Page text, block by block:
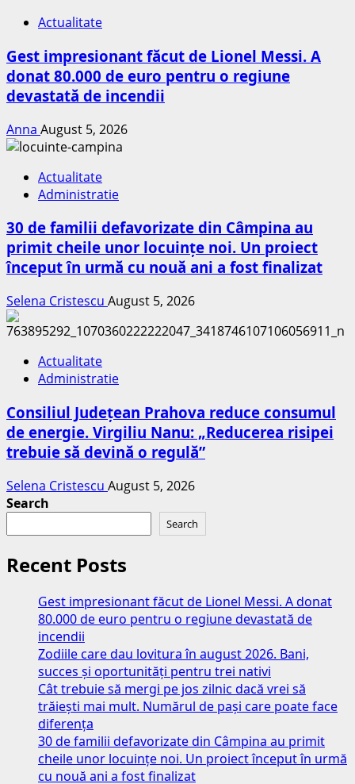
Actualitate
Gest impresionant făcut de Lionel Messi. A
donat 80.000 de euro pentru o regiune
devastată de incendii
Anna August 5, 2026
Actualitate
Administratie
30 de familii defavorizate din Câmpina au
primit cheile unor locuințe noi. Un proiect
început în urmă cu nouă ani a fost finalizat
Selena Cristescu August 5, 2026
Actualitate
Administratie
Consiliul Județean Prahova reduce consumul
de energie. Virgiliu Nanu: „Reducerea risipei
trebuie să devină o regulă”
Selena Cristescu August 5, 2026
Search
Search
Recent Posts
Gest impresionant făcut de Lionel Messi. A donat
80.000 de euro pentru o regiune devastată de
incendii
Zodiile care dau lovitura în august 2026. Bani,
succes și oportunități pentru trei nativi
Cât trebuie să mergi pe jos zilnic dacă vrei să
trăiești mai mult. Numărul de pași care poate face
diferența
30 de familii defavorizate din Câmpina au primit
cheile unor locuințe noi. Un proiect început în urmă
cu nouă ani a fost finalizat